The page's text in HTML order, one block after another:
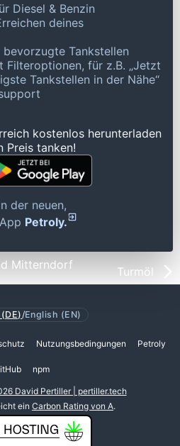
Diesel & Benzin
deines
Tankstellen
Filteroptionen, für z.B. „Jetzt
Tankstellen in der Nähe“
kostenlos herunterladen
Preis tanken!
der neuen,
Petroly.
Mitterndorf
Turmöl
/English (EN)
Nutzungsbedingungen Petroly
npm
David Pertiller | pertiller.tech
ein Carbon Rating von A.